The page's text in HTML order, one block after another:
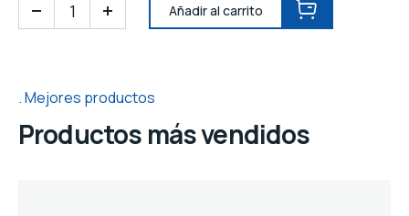
Añadir al carrito
Mejores productos
Productos más vendidos